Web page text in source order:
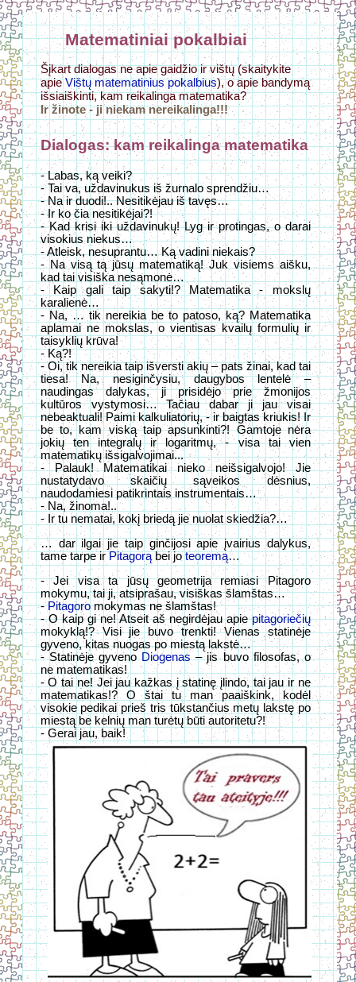
Matematiniai pokalbiai
Šįkart dialogas ne apie gaidžio ir vištų (skaitykite
apieVištų matematinius pokalbius), o apie bandymą
išsiaiškinti, kam reikalinga matematika?
Ir žinote - ji niekam nereikalinga!!!
Dialogas: kam reikalinga matematika
- Labas, ką veiki?
- Tai va, uždavinukus iš žurnalo sprendžiu…
- Na ir duodi!.. Nesitikėjau iš tavęs…
- Ir ko čia nesitikėjai?!
- Kad krisi iki uždavinukų! Lyg ir protingas, o darai
visokius niekus…
- Atleisk, nesuprantu… Ką vadini niekais?
- Na visą tą jūsų matematiką! Juk visiems aišku,
kad tai visiška nesąmonė…
- Kaip gali taip sakyti!? Matematika - mokslų
karalienė…
- Na, … tik nereikia be to patoso, ką? Matematika
aplamai ne mokslas, o vientisas kvailų formulių ir
taisyklių krūva!
- Ką?!
- Oi, tik nereikia taip išversti akių – pats žinai, kad tai
tiesa! Na, nesiginčysiu, daugybos lentelė –
naudingas dalykas, ji prisidėjo prie žmonijos
kultūros vystymosi… Tačiau dabar ji jau visai
nebeaktuali! Paimi kalkuliatorių, - ir baigtas kriukis! Ir
be to, kam viską taip apsunkinti?! Gamtoje nėra
jokių ten integralų ir logaritmų, - visa tai vien
matematikų išsigalvojimai...
- Palauk! Matematikai nieko neišsigalvojo! Jie
nustatydavo skaičių sąveikos dėsnius,
naudodamiesi patikrintais instrumentais…
- Na, žinoma!..
- Ir tu nematai, kokį briedą jie nuolat skiedžia?…
… dar ilgai jie taip ginčijosi apie įvairius dalykus,
tame tarpe irPitagorąbei joteoremą…
- Jei visa ta jūsų geometrija remiasi Pitagoro
mokymu, tai ji, atsiprašau, visiškas šlamštas…
-Pitagoromokymas ne šlamštas!
- O kaip gi ne! Atseit aš negirdėjau apiepitagoriečių
mokyklą!? Visi jie buvo trenkti! Vienas statinėje
gyveno, kitas nuogas po miestą lakstė…
- Statinėje gyvenoDiogenas– jis buvo filosofas, o
ne matematikas!
- O tai ne! Jei jau kažkas į statinę įlindo, tai jau ir ne
matematikas!? O štai tu man paaiškink, kodėl
visokie pedikai prieš tris tūkstančius metų lakstę po
miestą be kelnių man turėtų būti autoritetu?!
- Gerai jau, baik!